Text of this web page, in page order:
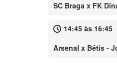
SC Braga x FK
14:45 às 16:45
Arsenal x Bétis -